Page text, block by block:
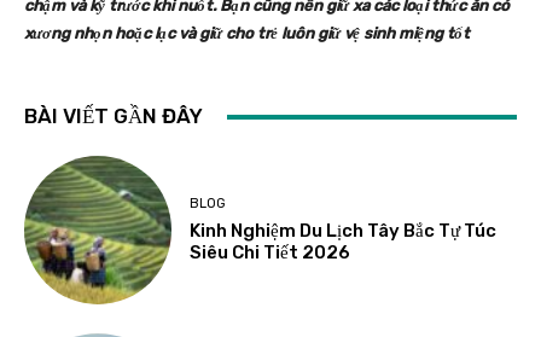
chậm và kỹ trước khi nuốt. Bạn cũng nên giữ xa các loại thức ăn có
xương nhọn hoặc lạc và giữ cho trẻ luôn giữ vệ sinh miệng tốt
BÀI VIẾT GẦN ĐÂY
BLOG
Kinh Nghiệm Du Lịch Tây Bắc Tự Túc
Siêu Chi Tiết 2026